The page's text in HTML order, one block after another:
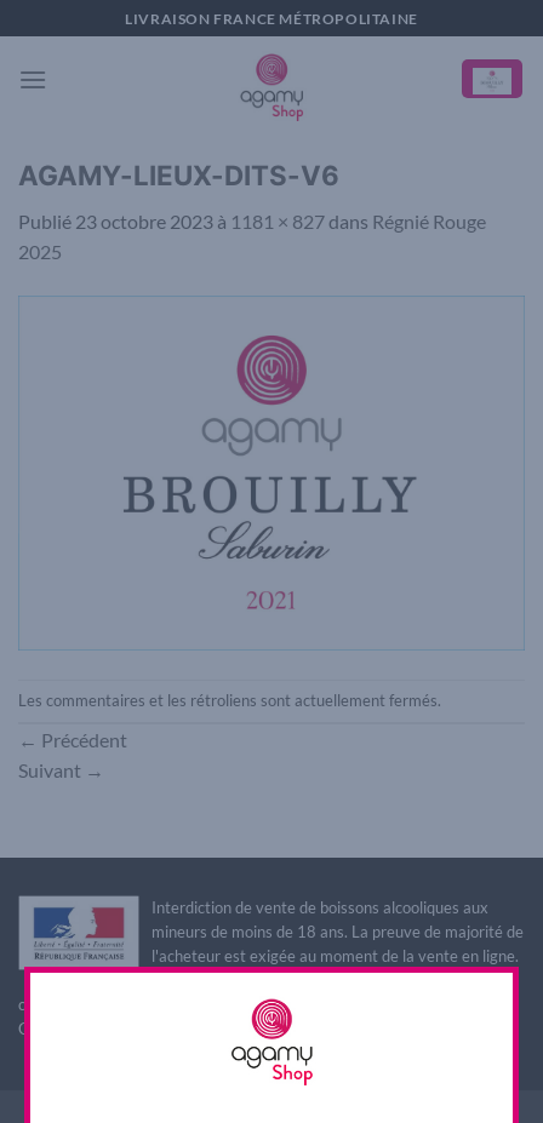
au
contenu
LIVRAISON FRANCE MÉTROPOLITAINE
AGAMY-LIEUX-DITS-V6
Publié 23 octobre 2023 à 1181 × 827 dans Régnié Rouge
2025
Les commentaires et les rétroliens sont actuellement fermés.
← Précédent
Suivant →
Interdiction de vente de boissons alcooliques aux
mineurs de moins de 18 ans. La preuve de majorité de
l'acheteur est exigée au moment de la vente en ligne.
consommer avec modération
CODE DE LA SANTE PUBLIQUE, ART. L. 3342-1 et L. 3353-3